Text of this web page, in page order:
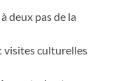
deux pas de la
visites culturelles